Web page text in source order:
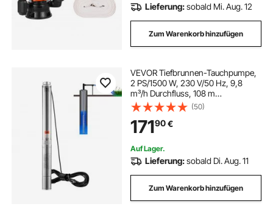
Lieferung:sobald Mi. Aug. 12
Zum Warenkorb hinzufügen
VEVOR Tiefbrunnen-Tauchpumpe,
2 PS/1500 W, 230 V/50 Hz, 9,8
m³/h Durchfluss, 108 m
Förderhöhe, mit 9,1 m Stromkabel,
Edelstahl-Wasserpumpen für
Industrie, Bewässerung und
Heimgebrauch, IP68-
Wasserschutzklasse
(50)
17190€
Auf Lager.
Lieferung:sobald Di. Aug. 11
Zum Warenkorb hinzufügen